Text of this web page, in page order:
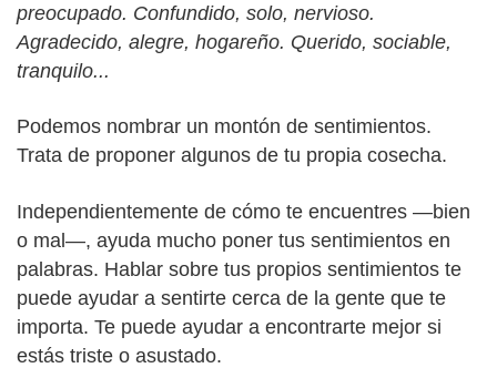
preocupado. Confundido, solo, nervioso.
Agradecido, alegre, hogareño. Querido, sociable,
tranquilo...
Podemos nombrar un montón de sentimientos.
Trata de proponer algunos de tu propia cosecha.
Independientemente de cómo te encuentres —bien
o mal—, ayuda mucho poner tus sentimientos en
palabras. Hablar sobre tus propios sentimientos te
puede ayudar a sentirte cerca de la gente que te
importa. Te puede ayudar a encontrarte mejor si
estás triste o asustado.